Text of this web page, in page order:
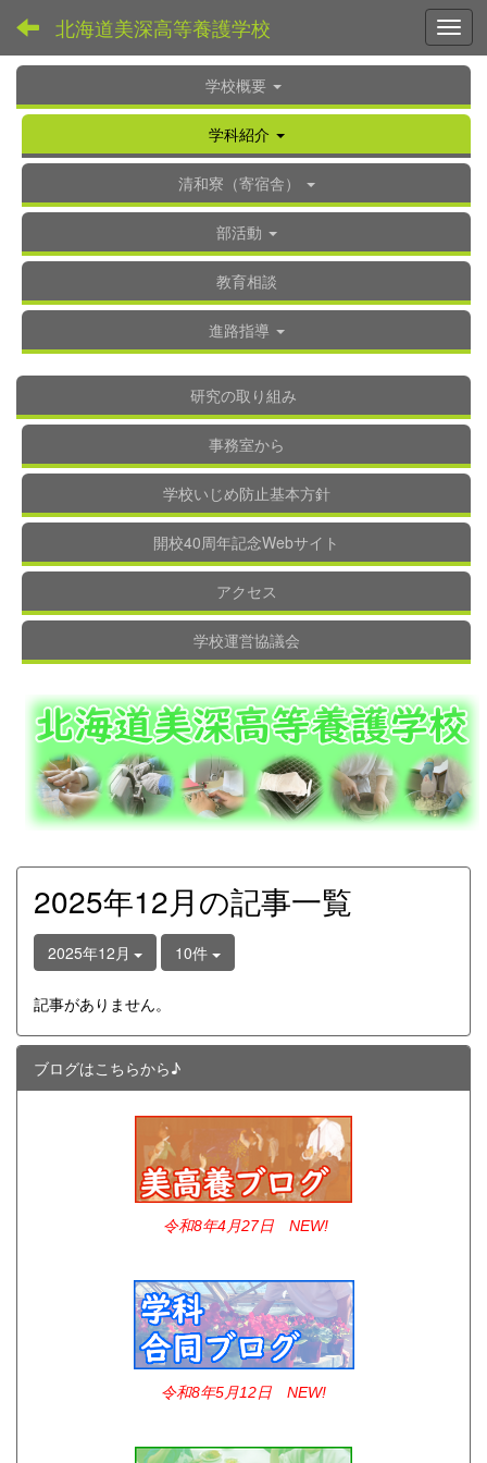
北海道美深高等養護学校
学校概要
学科紹介
清和寮（寄宿舎）
部活動
教育相談
進路指導
研究の取り組み
事務室から
学校いじめ防止基本方針
開校40周年記念Webサイト
アクセス
学校運営協議会
2025年12月の記事一覧
2025年12月 10件
記事がありません。
ブログはこちらから♪
令和8年4月27日 NEW!
令和8年5月12日 NEW!